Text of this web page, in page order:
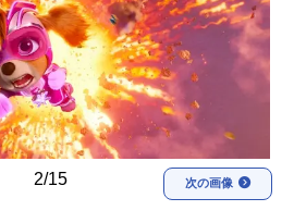
声優記事一覧
実写化映画一覧
夏アニメ
2/15 次の画像